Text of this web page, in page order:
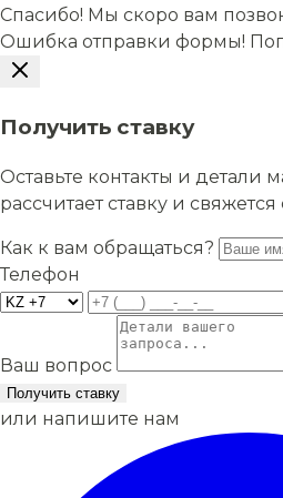
Спасибо! Мы скоро вам
Ошибка отправки формы!
Получить ставку
Оставьте контакты и
рассчитает ставку и
Как к вам обращаться?
Телефон
Ваш вопрос
Получить ставку
или напишите нам